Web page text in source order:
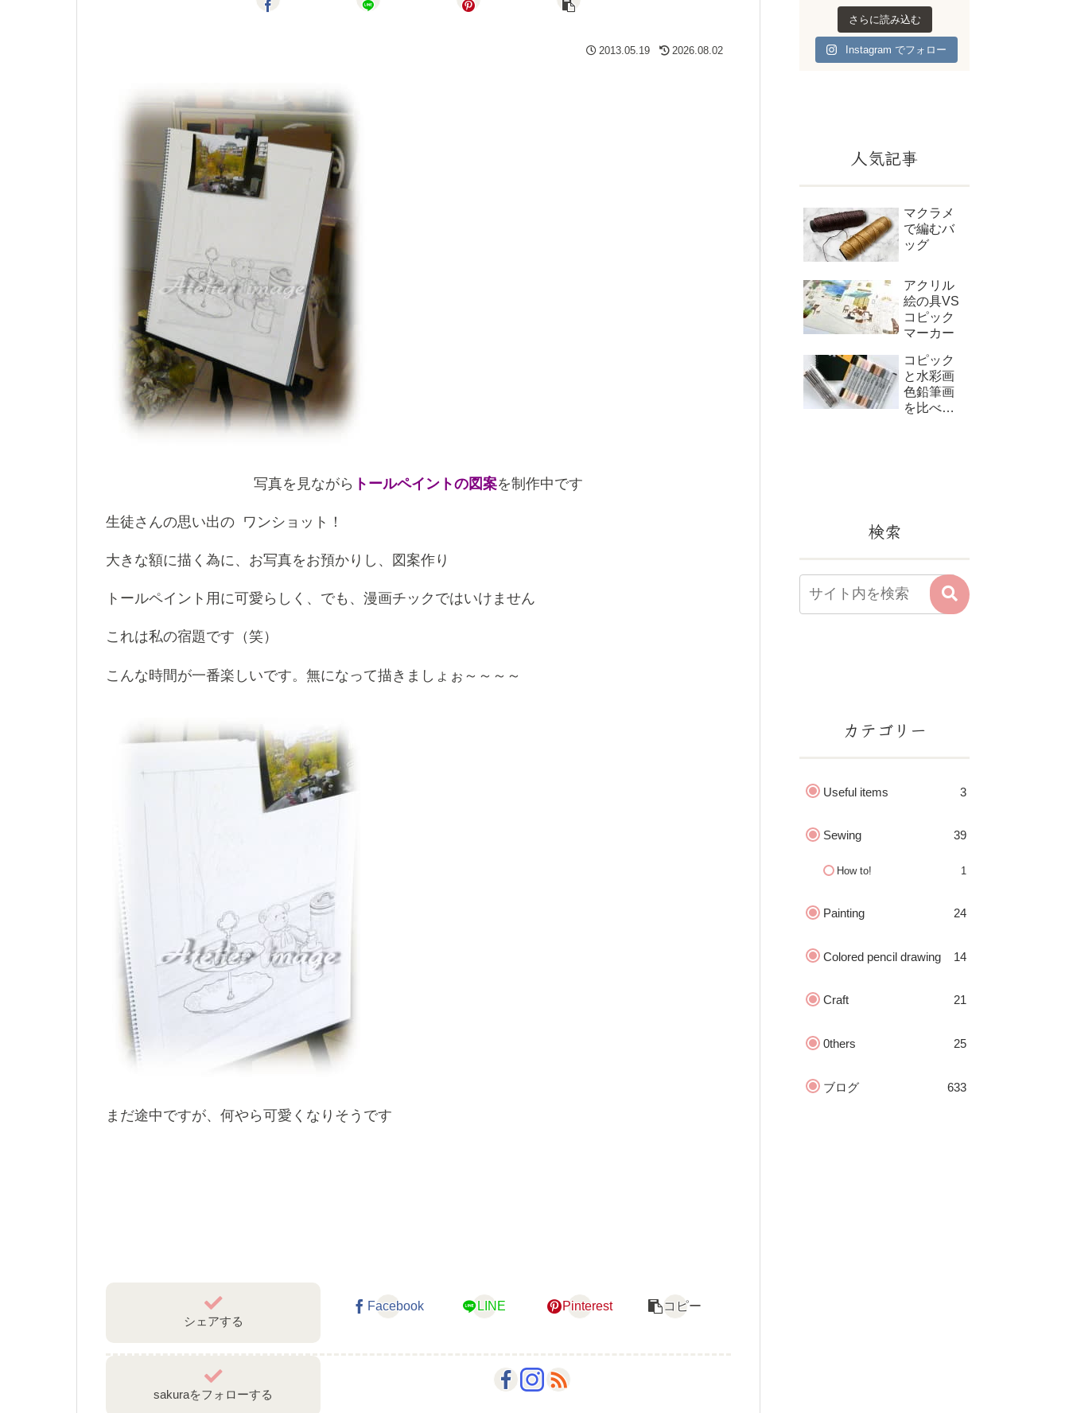
2013.05.19 2026.08.02
写真を見ながら トールペイントの図案を制作中です
生徒さんの思い出の ワンショット！
大きな額に描く為に、お写真をお預かりし、図案作り
トールペイント用に可愛らしく、でも、漫画チックではいけません
これは私の宿題です（笑）
こんな時間が一番楽しいです。無になって描きましょぉ～～～～
まだ途中ですが、何やら可愛くなりそうです
シェアする
Facebook LINE Pinterest コピー
sakuraをフォローする
さらに読み込む
Instagram でフォロー
人気記事
マクラメ
で編むバ
ッグ
アクリル
絵の具VS
コピック
マーカー
コピック
と水彩画
色鉛筆画
を比べて
検索
カテゴリー
Useful items 3
Sewing 39
How to! 1
Painting 24
Colored pencil drawing 14
Craft 21
0thers 25
ブログ 633